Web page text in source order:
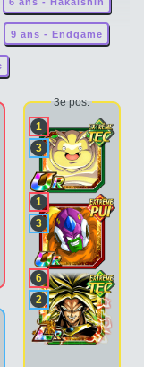
9 ans - Endgame
3e pos.
1
3
1
3
6
2